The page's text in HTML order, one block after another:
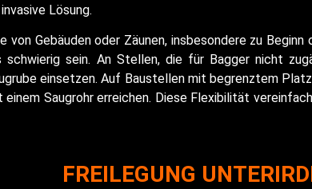
Lösung.
von Gebäuden oder Zäunen, insbesondere zu
sein. An Stellen, die für Bagger nicht
einsetzen. Auf Baustellen mit begrenztem
Saugrohr erreichen. Diese Flexibilität
FREILEGUNG